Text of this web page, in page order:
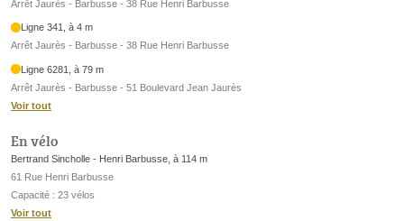
Arrêt Jaurès - Barbusse - 38 Rue Henri Barbusse
Ligne 341, à 4 m
Arrêt Jaurès - Barbusse - 38 Rue Henri Barbusse
Ligne 6281, à 79 m
Arrêt Jaurès - Barbusse - 51 Boulevard Jean Jaurès
Voir tout
En vélo
Bertrand Sincholle - Henri Barbusse, à 114 m
61 Rue Henri Barbusse
Capacité : 23 vélos
Voir tout